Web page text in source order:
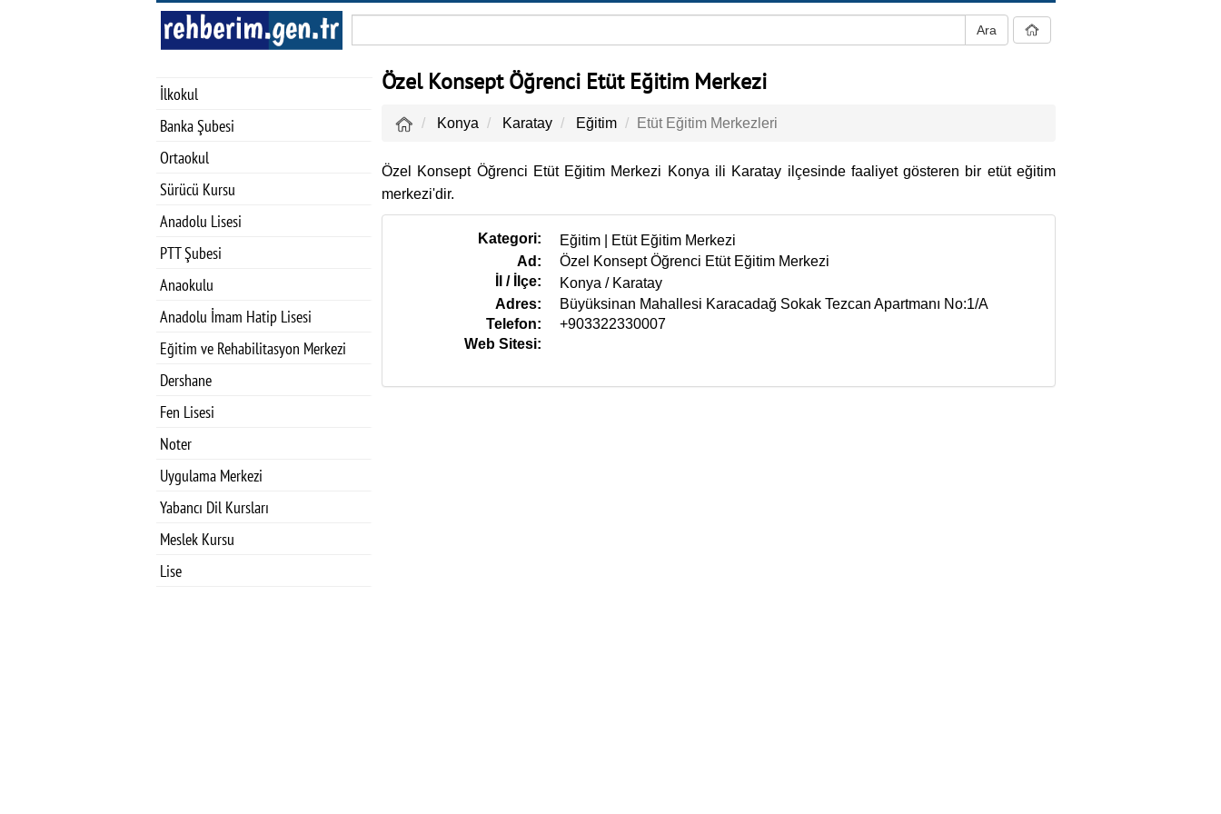
İlkokul
Banka Şubesi
Ortaokul
Sürücü Kursu
Anadolu Lisesi
PTT Şubesi
Anaokulu
Anadolu İmam Hatip Lisesi
Eğitim ve Rehabilitasyon Merkezi
Dershane
Fen Lisesi
Noter
Uygulama Merkezi
Yabancı Dil Kursları
Meslek Kursu
Lise
Özel Konsept Öğrenci Etüt Eğitim Merkezi
Konya Karatay Eğitim Etüt Eğitim Merkezleri
Özel Konsept Öğrenci Etüt Eğitim Merkezi Konya ili Karatay ilçesinde faaliyet gösteren bir etüt eğitim
merkezi'dir.
Kategori: Eğitim |
Etüt Eğitim Merkezi
Ad:
Özel Konsept Öğrenci Etüt Eğitim Merkezi
İl / İlçe:
Konya / Karatay
Adres:
Büyüksinan Mahallesi Karacadağ Sokak Tezcan Apartmanı No:1/A
Telefon:
+903322330007
Web Sitesi: